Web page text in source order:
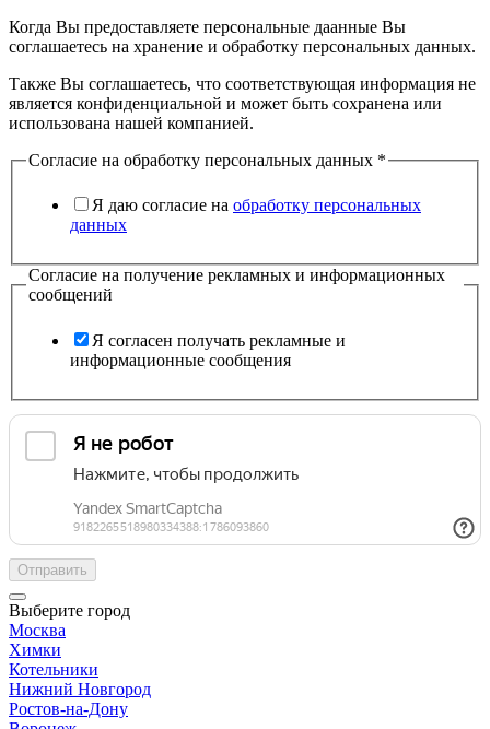
Когда Вы предоставляете персональные даанные Вы
соглашаетесь на хранение и обработку персональных данных.
Также Вы соглашаетесь, что соответствующая информация не
является конфиденциальной и может быть сохранена или
использована нашей компанией.
Согласие на обработку персональных данных *
Я даю согласие на обработку персональных
данных
Согласие на получение рекламных и информационных
сообщений
Я согласен получать рекламные и
информационные сообщения
Отправить
Выберите город
Москва
Химки
Котельники
Нижний Новгород
Ростов-на-Дону